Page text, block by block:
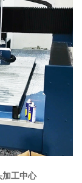
工中心